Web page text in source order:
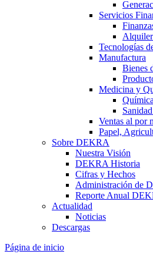
Servicios
Tecnologías
Manufactura
Bienes
Medicina y
Ventas al por
Papel,
Sobre DEKRA
Nuestra Visión
DEKRA Historia
Cifras y Hechos
Administración de
Reporte Anual
Actualidad
Noticias
Descargas
Página de inicio